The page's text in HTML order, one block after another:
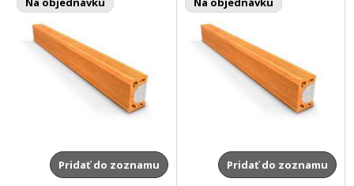
Pridať do zoznamu Pridať do zoznamu